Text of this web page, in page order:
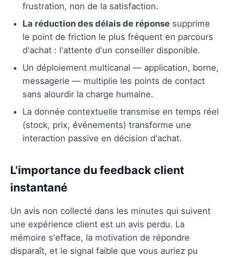
frustration, non de la satisfaction.
La réduction des délais de réponse supprime
le point de friction le plus fréquent en parcours
d'achat : l'attente d'un conseiller disponible.
Un déploiement multicanal — application, borne,
messagerie — multiplie les points de contact
sans alourdir la charge humaine.
La donnée contextuelle transmise en temps réel
(stock, prix, événements) transforme une
interaction passive en décision d'achat.
L'importance du feedback client
instantané
Un avis non collecté dans les minutes qui suivent
une expérience client est un avis perdu. La
mémoire s'efface, la motivation de répondre
disparaît, et le signal faible que vous auriez pu